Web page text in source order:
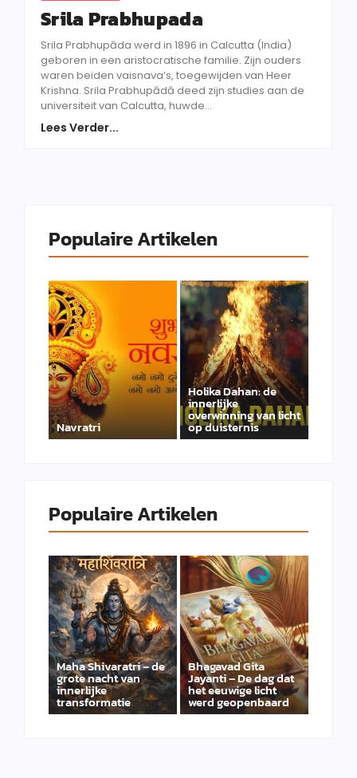
Srila Prabhupada
Srila Prabhupāda werd in 1896 in Calcutta (India)
geboren in een aristocratische familie. Zijn ouders
waren beiden vaisnava’s, toegewijden van Heer
Krishna. Srila Prabhupādā deed zijn studies aan de
universiteit van Calcutta, huwde...
Lees Verder...
Populaire Artikelen
Navratri
Holika Dahan: de
innerlijke
overwinning van licht
op duisternis
Populaire Artikelen
Maha Shivaratri – de
grote nacht van
innerlijke
transformatie
Bhagavad Gita
Jayanti – De dag dat
het eeuwige licht
werd geopenbaard